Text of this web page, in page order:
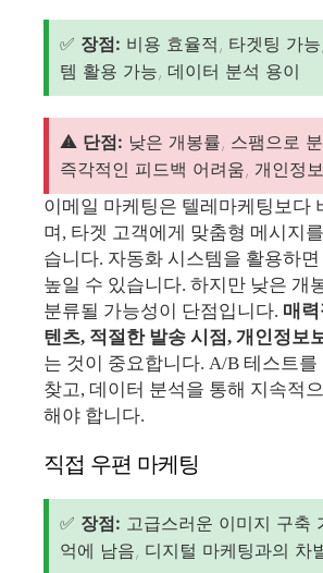
✅ 장점: 비용 효율적, 타겟팅 가
템 활용 가능, 데이터 분석 용이
⚠️ 단점: 낮은 개봉률, 스팸으로
즉각적인 피드백 어려움, 개인정
이메일 마케팅은 텔레마케팅보다
며, 타겟 고객에게 맞춤형 메시지
습니다. 자동화 시스템을 활용하
높일 수 있습니다. 하지만 낮은 개
분류될 가능성이 단점입니다. 매
텐츠, 적절한 발송 시점, 개인정보
는 것이 중요합니다. A/B 테스트
찾고, 데이터 분석을 통해 지속적
해야 합니다.
직접 우편 마케팅
✅ 장점: 고급스러운 이미지 구축
억에 남음, 디지털 마케팅과의 차